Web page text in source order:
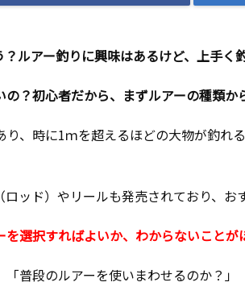
ルアー釣りに興味はあるけど、上手く
？初心者だから、まずルアーの種類か
、時に1ｍを超えるほどの大物が釣れ
ッド）やリールも発売されており、お
を選択すればよいか、わからないことが
普段のルアーを使いまわせるのか？